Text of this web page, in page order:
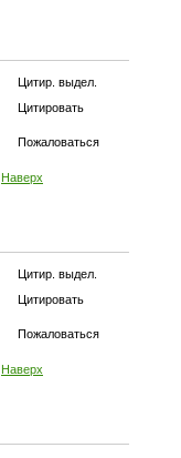
Цитир. выдел.
Цитировать
Пожаловаться
Наверх
Цитир. выдел.
Цитировать
Пожаловаться
Наверх